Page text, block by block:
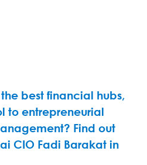
best financial hubs,
to entrepreneurial
Find out
CIO Fadi Barakat in